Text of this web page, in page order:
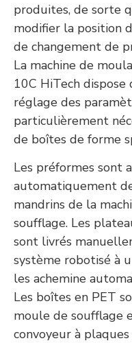
produites, de sorte
modifier la position
de changement de
La machine de
10C HiTech
réglage des
particulièrement
de boîtes de forme
Les préformes sont
automatiquement
mandrins de la
soufflage. Les
sont livrés
système robotisé à
les achemine
Les boîtes en PET
moule de soufflage
convoyeur à